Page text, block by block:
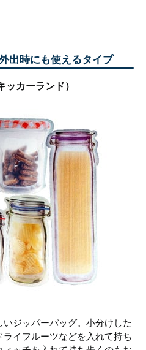
出時にも使えるタイプ
カーランド）
ジッパーバッグ。小分けした
イフルーツなどを入れて持ち